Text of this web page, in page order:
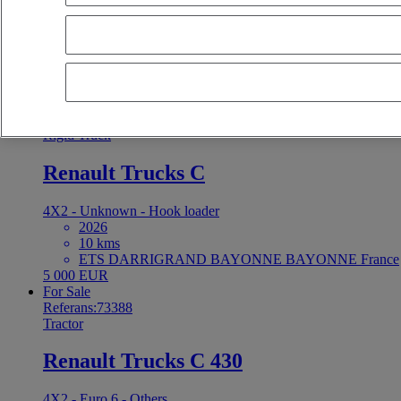
en son teklifler en eski teklifler ilk tescil - azalan ilk tescil - artan
Rigid Truck
Renault Trucks C
4X2 - Unknown - Hook loader
2026
10 kms
ETS DARRIGRAND BAYONNE BAYONNE France
5 000 EUR
For Sale
Referans:73388
Tractor
Renault Trucks C 430